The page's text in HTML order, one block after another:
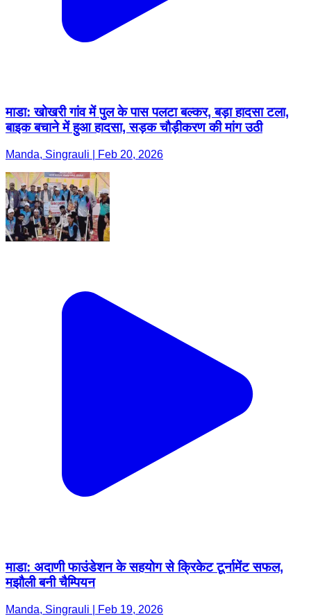
माडा: खोखरी गांव में पुल के पास पलटा बल्कर, बड़ा हादसा टला,
बाइक बचाने में हुआ हादसा, सड़क चौड़ीकरण की मांग उठी
Manda, Singrauli | Feb 20, 2026
माडा: अदाणी फाउंडेशन के सहयोग से क्रिकेट टूर्नामेंट सफल,
मझौली बनी चैम्पियन
Manda, Singrauli | Feb 19, 2026